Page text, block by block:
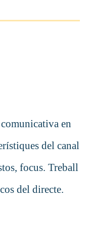
en
del canal
focus. Treball
del directe.